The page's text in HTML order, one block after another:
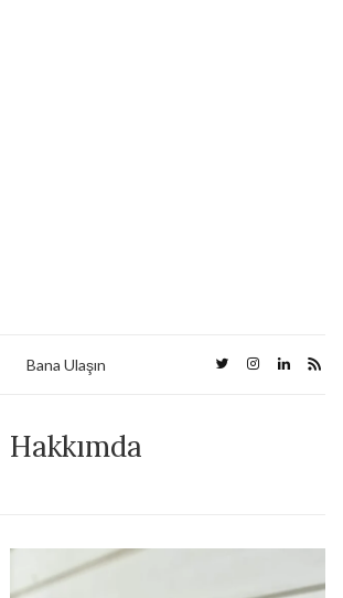
Bana Ulaşın
Hakkımda